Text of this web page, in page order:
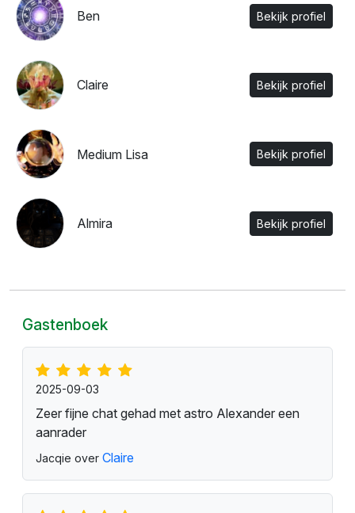
Ben Bekijk profiel
Claire Bekijk profiel
Medium Lisa Bekijk profiel
Almira Bekijk profiel
Gastenboek
2025-09-03
Zeer fijne chat gehad met astro Alexander een
aanrader
Jacqie over Claire